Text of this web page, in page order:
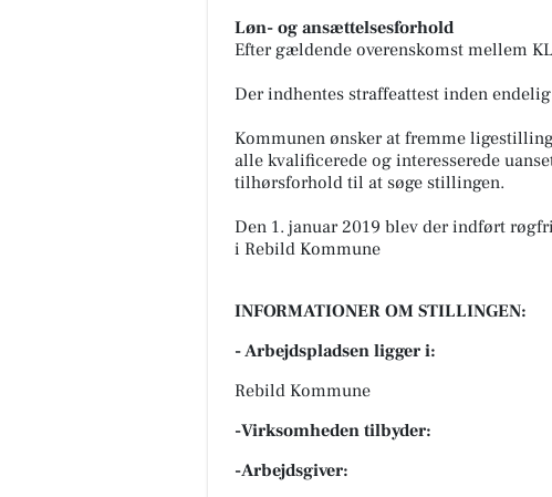
Løn- og ansættelsesforhold
Efter gældende overenskomst mellem
Der indhentes straffeattest inden
Kommunen ønsker at fremme
alle kvalificerede og interesserede
tilhørsforhold til at søge stillingen.
Den 1. januar 2019 blev der indført
i Rebild Kommune
INFORMATIONER OM STILLINGEN:
- Arbejdspladsen ligger i:
Rebild Kommune
-Virksomheden tilbyder:
-Arbejdsgiver: